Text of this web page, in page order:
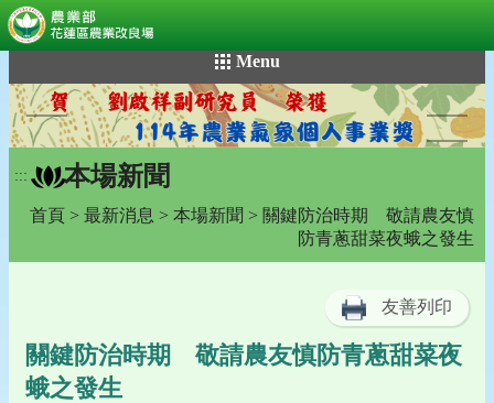
到
主
要
內
容
Menu
::: 本場新聞
首頁 > 最新消息 > 本場新聞 > 關鍵防治時期 敬請農友慎
防青蔥甜菜夜蛾之發生
友善列印
關鍵防治時期 敬請農友慎防青蔥甜菜夜
蛾之發生